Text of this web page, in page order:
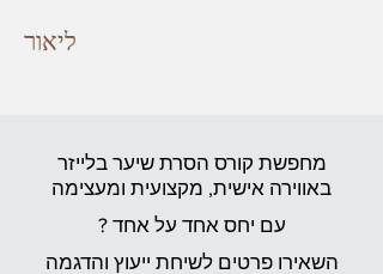
ליאור
מחפשת קורס הסרת שיער בלייזר
באווירה אישית, מקצועית ומעצימה
עם יחס אחד על אחד ?
השאירו פרטים לשיחת ייעוץ והדגמה